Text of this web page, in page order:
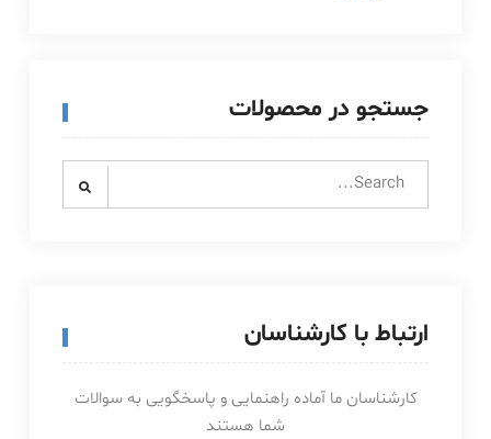
جستجو در محصولات
Search
ارتباط با کارشناسان
کارشناسان ما آماده راهنمایی و پاسخگویی به سوالات
شما هستند